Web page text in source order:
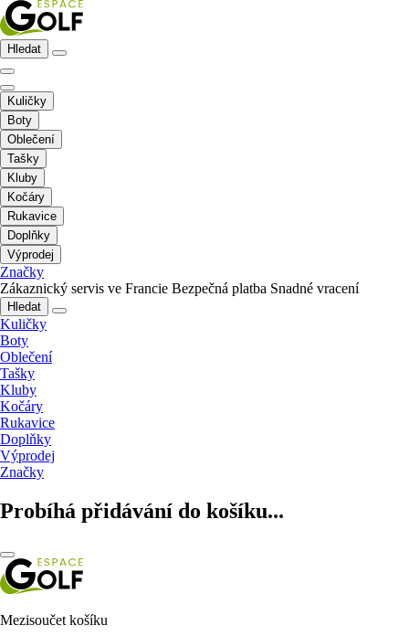
Hledat
Kuličky
Boty
Oblečení
Tašky
Kluby
Kočáry
Rukavice
Doplňky
Výprodej
Značky
Zákaznický servis ve Francie Bezpečná platba Snadné vracení
Hledat
Kuličky
Boty
Oblečení
Tašky
Kluby
Kočáry
Rukavice
Doplňky
Výprodej
Značky
Probíhá přidávání do košíku...
Mezisoučet košíku